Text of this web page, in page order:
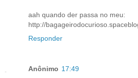
aah quando der passa no meu:
http://
Responder
Anônimo 17:49